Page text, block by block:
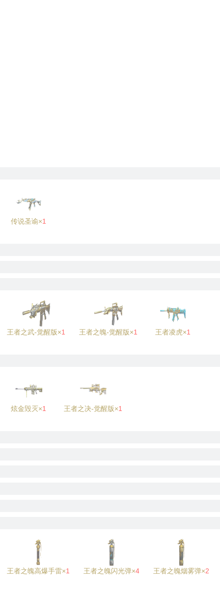
传说圣谕×1
王者之武-觉醒版×1 王者之魄-觉醒版×1 王者凌虎×1
炫金毁灭×1 王者之决-觉醒版×1
王者之魄高爆手雷×1 王者之魄闪光弹×4 王者之魄烟雾弹×2